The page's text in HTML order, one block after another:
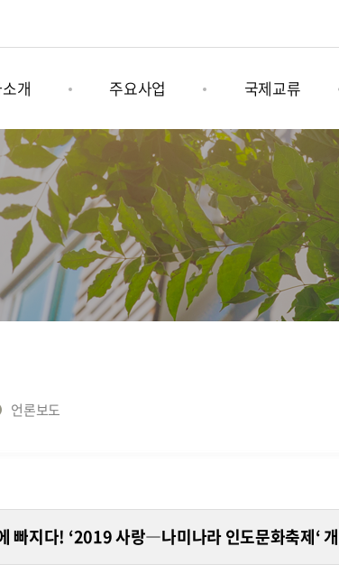
개
문화그룹
소개
는길
주요사업
나미콩쿠르
남이섬세계책나라축제
어쿠스틱청춘페스티벌
남이섬 x 인도
국제교류
그림책 연계사업
국제문화행사
언론보도
빠지다! ‘2019 사랑―나미나라 인도문화축제‘